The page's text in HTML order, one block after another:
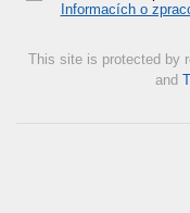
Informacích o
This site is protected by
and